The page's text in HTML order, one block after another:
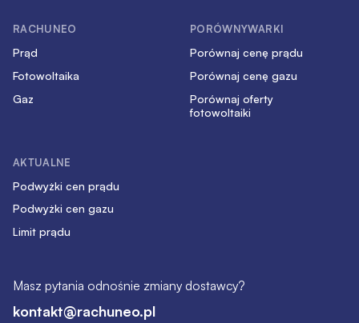
RACHUNEO
Prąd
Fotowoltaika
Gaz
PORÓWNYWARKI
Porównaj cenę prądu
Porównaj cenę gazu
Porównaj oferty
fotowoltaiki
AKTUALNE
Podwyżki cen prądu
Podwyżki cen gazu
Limit prądu
Masz pytania odnośnie zmiany dostawcy?
kontakt@rachuneo.pl